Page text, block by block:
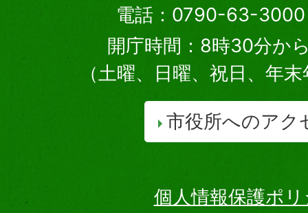
電話：0790-63-3000
開庁時間：8時30分か
（土曜、日曜、祝日、年
市役所へのアク
個人情報保護ポ